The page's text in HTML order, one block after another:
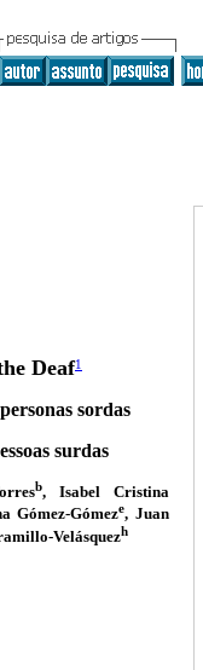
Deaf1
sordas
surdas
b, Isabel Cristina
Gómez-Gómeze, Juan
Velásquezh